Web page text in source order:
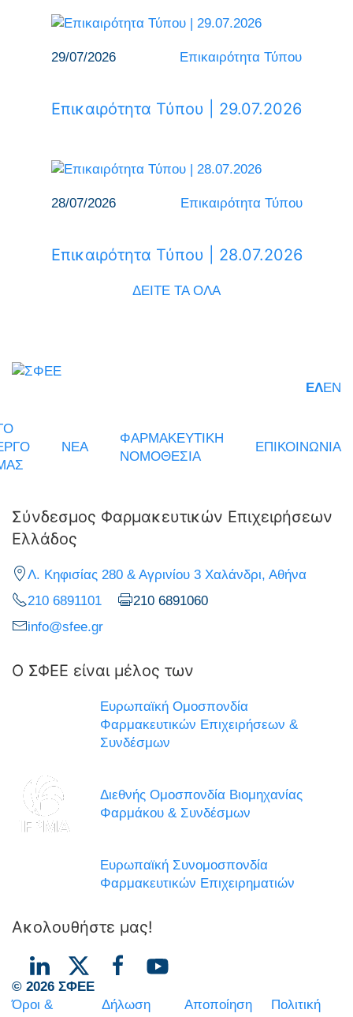
29/07/2026 Επικαιρότητα Τύπου
Επικαιρότητα Τύπου | 29.07.2026
28/07/2026 Επικαιρότητα Τύπου
Επικαιρότητα Τύπου | 28.07.2026
ΔΕΙΤΕ ΤΑ ΟΛΑ
ΕΛEN
ΝΕΑ
ΦΑΡΜΑΚΕΥΤΙΚΗ
ΝΟΜΟΘΕΣΙΑ
ΕΠΙΚΟΙΝΩΝΙΑ
Σύνδεσμος Φαρμακευτικών Επιχειρήσεων
Ελλάδος
Λ. Κηφισίας 280 & Αγρινίου 3 Χαλάνδρι, Αθήνα
210 6891101
210 6891060
info@sfee.gr
Ο ΣΦΕΕ είναι μέλος των
Ευρωπαϊκή Ομοσπονδία
Φαρμακευτικών Επιχειρήσεων &
Συνδέσμων
Διεθνής Ομοσπονδία Βιομηχανίας
Φαρμάκου & Συνδέσμων
Ευρωπαϊκή Συνομοσπονδία
Φαρμακευτικών Επιχειρηματιών
Ακολουθήστε μας!
© 2026 ΣΦΕΕ
Όροι &
Δήλωση
Αποποίηση
Πολιτική